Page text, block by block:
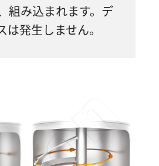
組み込まれます。デ
は発生しません。